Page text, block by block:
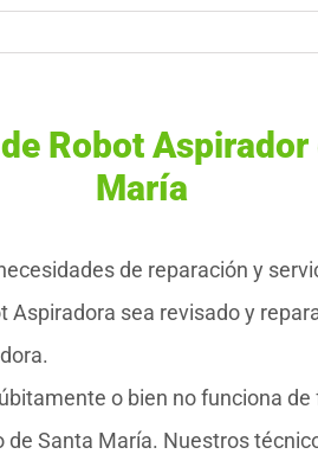
Robot
María
de reparación y
Aspiradora sea revisado y
o bien no funciona
Santa María. Nuestros